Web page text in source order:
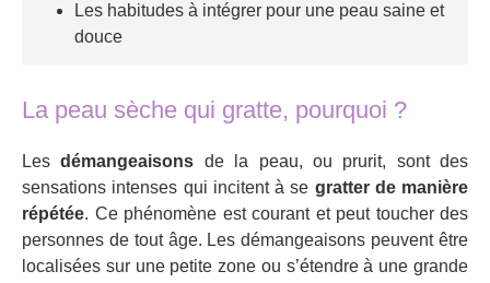
Les habitudes à intégrer pour une peau saine et
douce
La peau sèche qui gratte, pourquoi ?
Lesdémangeaisons de la peau, ou prurit, sont des
sensations intenses qui incitent à se gratter de manière
répétée. Ce phénomène est courant et peut toucher des
personnes de tout âge. Les démangeaisons peuvent être
localisées sur une petite zone ou s’étendre à une grande